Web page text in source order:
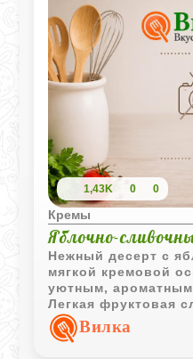
1,43K 0 0
Кремы
Яблочно-
Нежный десерт с
мягкой кремовой
уютным,
Легкая фруктовая
сочетается с
ванильными
Вилка